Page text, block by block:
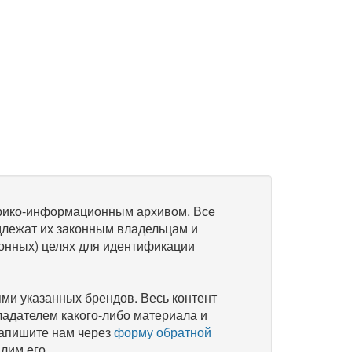
информационным архивом. Все
их законным владельцам и
целях для идентификации
указанных брендов. Весь контент
какого-либо материала и
нам черезформу обратной